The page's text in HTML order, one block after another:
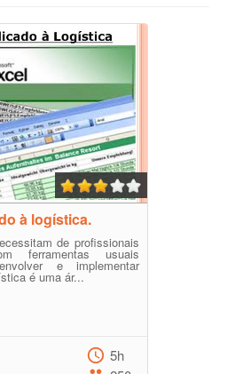
à logística.
de profissionais
ferramentas usuais
e implementar
é uma ár...
5h